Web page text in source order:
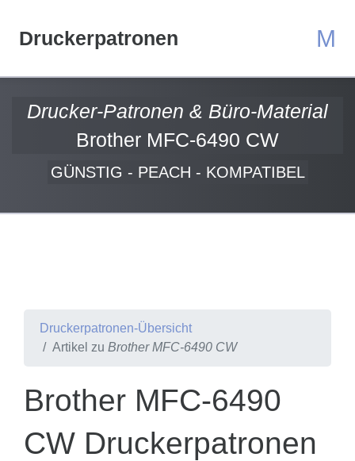
Druckerpatronen M
Drucker-Patronen & Büro-Material
Brother MFC-6490 CW
GÜNSTIG - PEACH - KOMPATIBEL
Druckerpatronen-Übersicht
Artikel zu Brother MFC-6490 CW
Brother MFC-6490
CW Druckerpatronen